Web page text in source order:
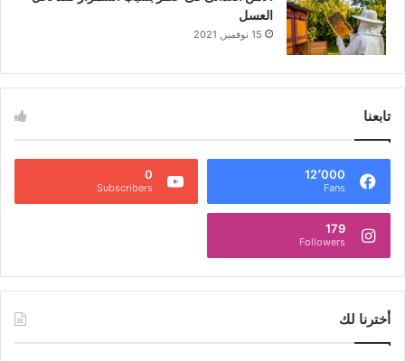
العسل
15 نوفمبر, 2021
تابعنا
12٬000
Fans
0
Subscribers
179
Followers
أخترنا لك